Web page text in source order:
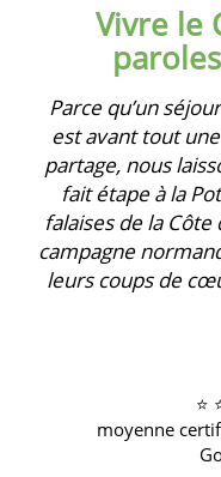
Vivre le
Parce qu’un
est avant tout
partage, nous
fait étape à la
falaises de la
campagne
leurs coups de
⭐
moyenne